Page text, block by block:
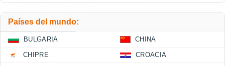
Países del mundo:
BULGARIA CHINA
CHIPRE CROACIA